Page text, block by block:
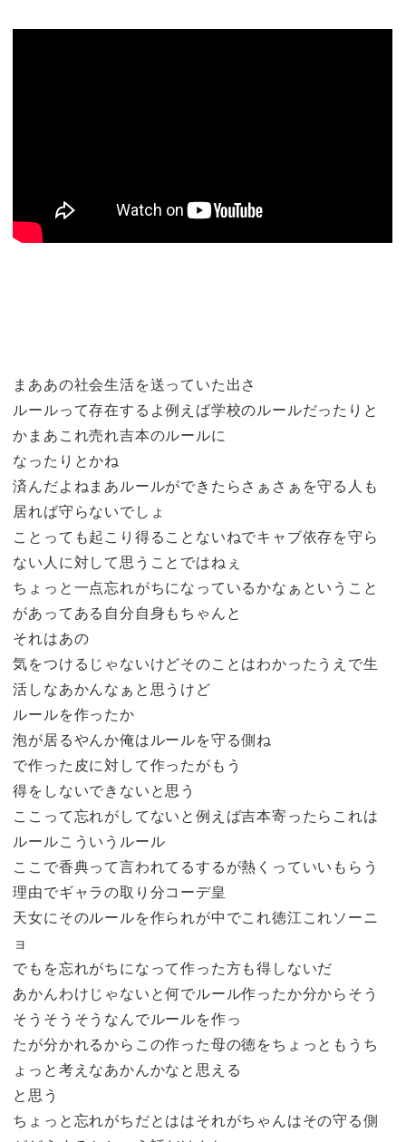
まああの社会生活を送っていた出さ
ルールって存在するよ例えば学校のルールだったりと
かまあこれ売れ吉本のルールに
なったりとかね
済んだよねまあルールができたらさぁさぁを守る人も
居れば守らないでしょ
ことっても起こり得ることないねでキャブ依存を守ら
ない人に対して思うことではねぇ
ちょっと一点忘れがちになっているかなぁということ
があってある自分自身もちゃんと
それはあの
気をつけるじゃないけどそのことはわかったうえで生
活しなあかんなぁと思うけど
ルールを作ったか
泡が居るやんか俺はルールを守る側ね
で作った皮に対して作ったがもう
得をしないできないと思う
ここって忘れがしてないと例えば吉本寄ったらこれは
ルールこういうルール
ここで香典って言われてるするが熱くっていいもらう
理由でギャラの取り分コーデ皇
天女にそのルールを作られが中でこれ徳江これソーニ
ョ
でもを忘れがちになって作った方も得しないだ
あかんわけじゃないと何でルール作ったか分からそう
そうそうそうなんでルールを作っ
たが分かれるからこの作った母の徳をちょっともうち
ょっと考えなあかんかなと思える
と思う
ちょっと忘れがちだとははそれがちゃんはその守る側